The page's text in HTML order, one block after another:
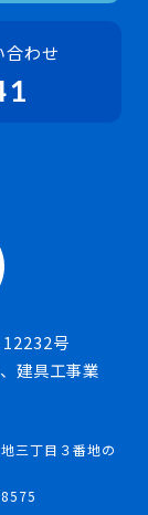
わせ
号
建具工事業
三丁目３番地の